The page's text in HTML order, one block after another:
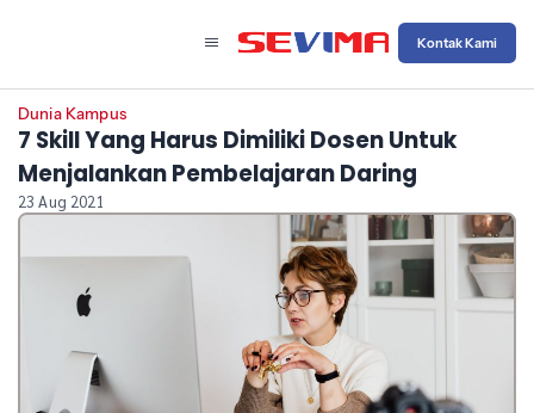
Kontak Kami
Dunia Kampus
7 Skill Yang Harus Dimiliki Dosen Untuk
Menjalankan Pembelajaran Daring
23 Aug 2021